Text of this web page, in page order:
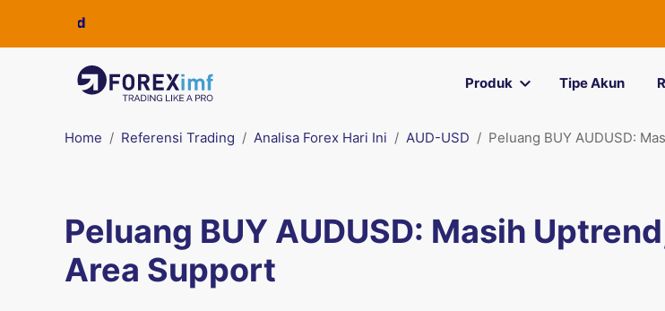
Produk Tipe Akun
Home Referensi Trading Analisa Forex Hari Ini AUD-USD Peluang BUY AUDUSD:
Peluang BUY AUDUSD: Masih
Area Support